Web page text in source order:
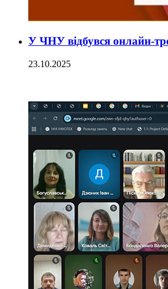
У ЧНУ відбувся онлайн-
23.10.2025